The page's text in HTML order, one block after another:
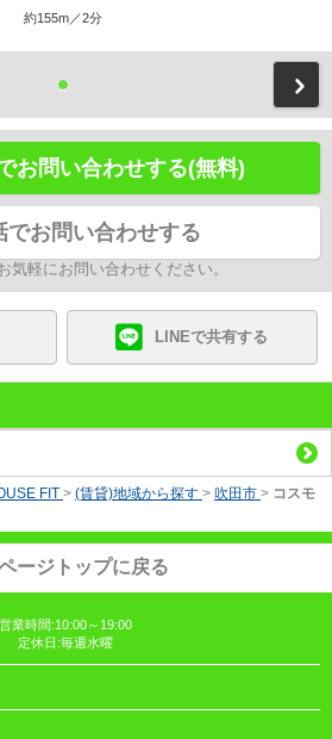
約155m／2分
お問い合わせする(無料)
でお問い合わせする
気軽にお問い合わせください。
LINEで共有する
FIT > (賃貸)地域から探す > 吹田市 > コスモ
ージトップに戻る
営業時間:10:00～19:00
定休日:毎週水曜